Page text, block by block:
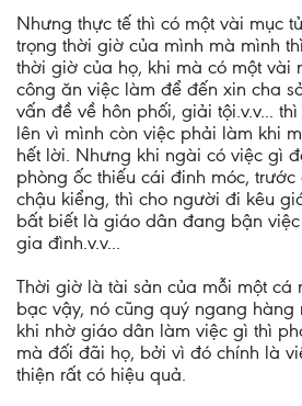
Nhưng thực tế thì có một vài mục
trọng thời giờ của mình mà mình
thời giờ của họ, khi mà có một vài
công ăn việc làm để đến xin cha
vấn đề về hôn phối, giải tội.v.v...
lên vì mình còn việc phải làm khi
hết lời. Nhưng khi ngài có việc gì
phòng ốc thiếu cái đinh móc,
chậu kiểng, thì cho người đi kêu
bất biết là giáo dân đang bận
gia đình.v.v...
Thời giờ là tài sản của mỗi một cá
bạc vậy, nó cũng quý ngang hàng
khi nhờ giáo dân làm việc gì thì
mà đối đãi họ, bởi vì đó chính là
thiện rất có hiệu quả.